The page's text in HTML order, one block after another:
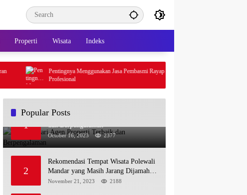
Properti Wisata Indeks
Pentingnya Menggunakan Jasa Pembasmi Rayap
Profesional
Popular Posts
1
Tips Mencari Agen Properti Terbaik
dan Berpengalaman
October 16, 2023 2377
2
Rekomendasi Tempat Wisata Polewali
Mandar yang Masih Jarang Dijamah
Wisatawan
November 21, 2023 2188